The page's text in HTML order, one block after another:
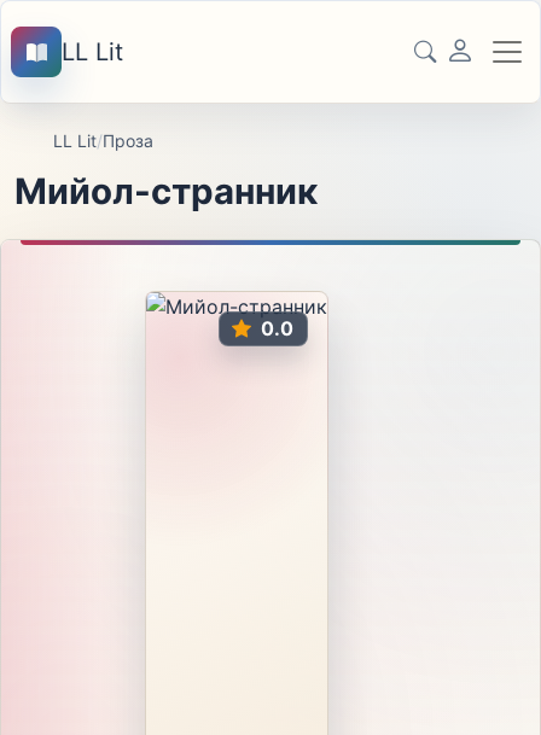
LL Lit
LL Lit/Проза
Мийол-странник
0.0